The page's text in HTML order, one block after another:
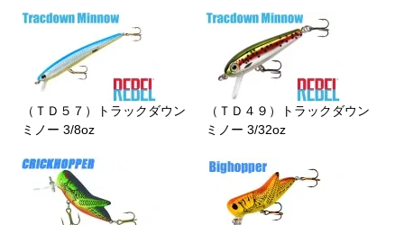
（ＴＤ５７）トラックダウン
ミノー 3/8oz
（ＴＤ４９）トラックダウン
ミノー 3/32oz